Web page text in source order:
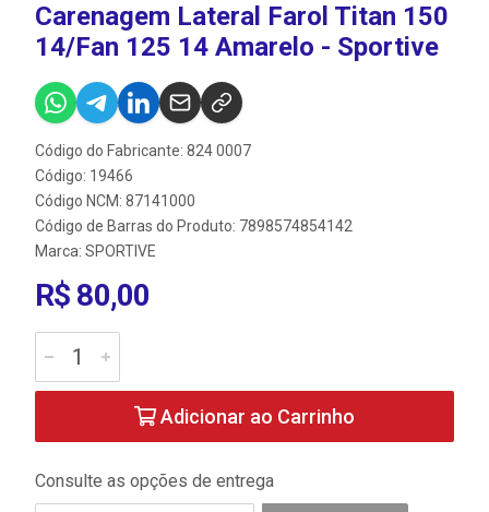
Carenagem Lateral Farol Titan 150
14/Fan 125 14 Amarelo - Sportive
Código do Fabricante: 824 0007
Código: 19466
Código NCM: 87141000
Código de Barras do Produto: 7898574854142
Marca: SPORTIVE
R$ 80,00
Adicionar ao Carrinho
Consulte as opções de entrega